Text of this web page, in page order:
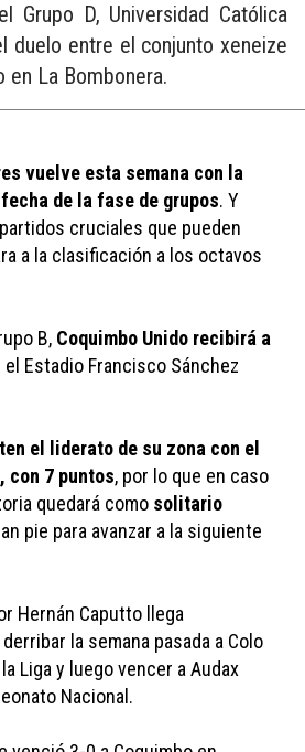
Grupo D, Universidad Católica
duelo entre el conjunto xeneize
en La Bombonera.
vuelve esta semana con la
de la fase de grupos. Y
cruciales que pueden
a la clasificación a los octavos
B, Coquimbo Unido recibirá a
el Estadio Francisco Sánchez
el liderato de su zona con el
con 7 puntos, por lo que en caso
quedará como solitario
pie para avanzar a la siguiente
Hernán Caputto llega
la semana pasada a Colo
Liga y luego vencer a Audax
Nacional.